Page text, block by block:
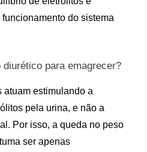
do sistema
diurético para emagrecer?
atuam estimulando a
pela urina, e não a
Por isso, a queda no peso
ser apenas